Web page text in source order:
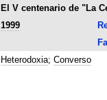
El V centenario de "La
1999
Heterodoxia; Converso